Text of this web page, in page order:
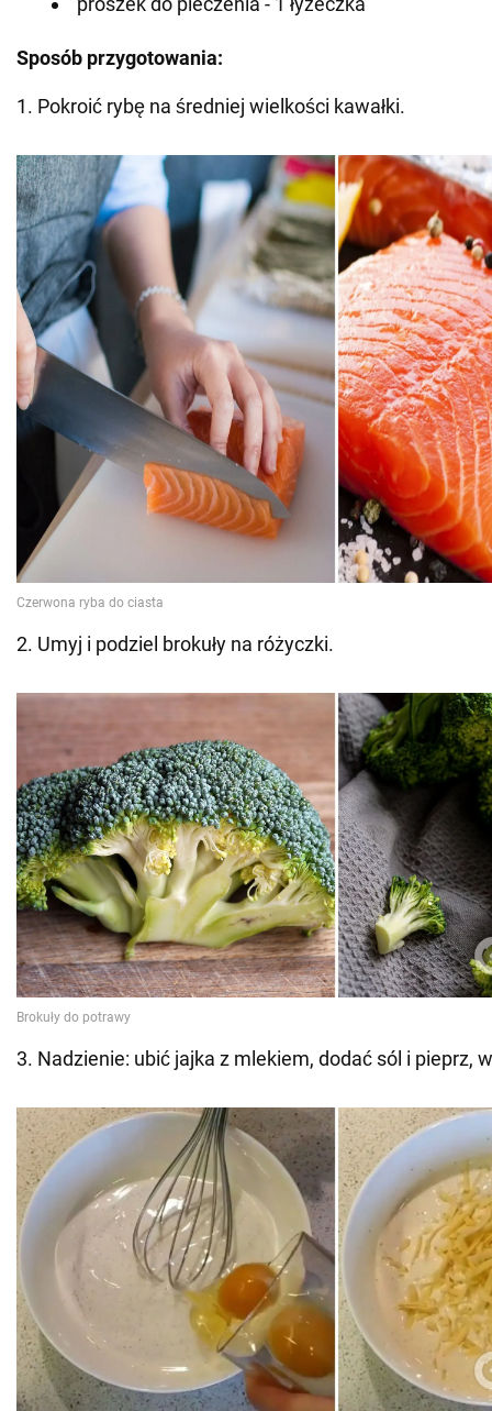
Sposób przygotowania:
1. Pokroić rybę na średniej wielkości kawałki.
2. Umyj i podziel brokuły na różyczki.
3. Nadzienie: ubić jajka z mlekiem, dodać sól i pieprz,